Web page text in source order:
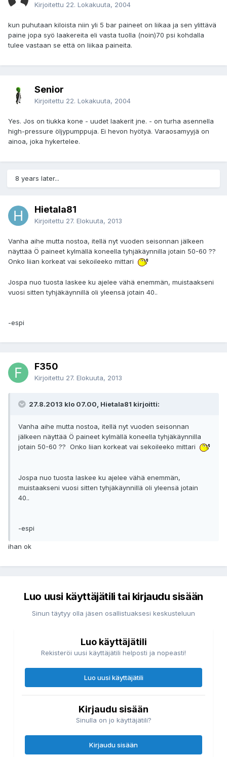
Kirjoitettu 22. Lokakuuta, 2004
kun puhutaan kiloista niin yli 5 bar paineet on liikaa ja sen ylittävä
paine jopa syö laakereita eli vasta tuolla (noin)70 psi kohdalla
tulee vastaan se että on liikaa paineita.
Senior
Kirjoitettu 22. Lokakuuta, 2004
Yes. Jos on tiukka kone - uudet laakerit jne. - on turha asennella
high-pressure öljypumppuja. Ei hevon hyötyä. Varaosamyyjä on
ainoa, joka hykertelee.
8 years later...
Hietala81
Kirjoitettu 27. Elokuuta, 2013
Vanha aihe mutta nostoa, itellä nyt vuoden seisonnan jälkeen
näyttää Ö paineet kylmällä koneella tyhjäkäynnilla jotain 50-60 ??
Onko liian korkeat vai sekoileeko mittari
Jospa nuo tuosta laskee ku ajelee vähä enemmän, muistaakseni
vuosi sitten tyhjäkäynnillä oli yleensä jotain 40..
-espi
F350
Kirjoitettu 27. Elokuuta, 2013
27.8.2013 klo 07.00, Hietala81 kirjoitti:
Vanha aihe mutta nostoa, itellä nyt vuoden seisonnan
jälkeen näyttää Ö paineet kylmällä koneella tyhjäkäynnilla
jotain 50-60 ?? Onko liian korkeat vai sekoileeko mittari
Jospa nuo tuosta laskee ku ajelee vähä enemmän,
muistaakseni vuosi sitten tyhjäkäynnillä oli yleensä jotain
40..
-espi
ihan ok
Luo uusi käyttäjätili tai kirjaudu sisään
Sinun täytyy olla jäsen osallistuaksesi keskusteluun
Luo käyttäjätili
Rekisteröi uusi käyttäjätili helposti ja nopeasti!
Luo uusi käyttäjätili
Kirjaudu sisään
Sinulla on jo käyttäjätili?
Kirjaudu sisään